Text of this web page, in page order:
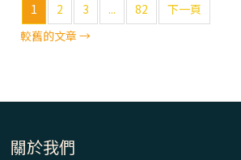
一分鐘祈禱2025.01.08
1 2 3 ... 82
下一頁
較舊的文章→
關於我們